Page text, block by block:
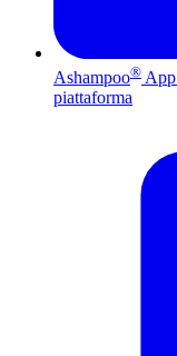
Ashampoo® App
piattaforma